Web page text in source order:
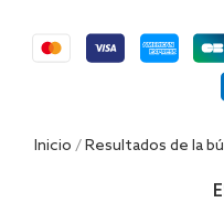
Inicio /Resultados de la